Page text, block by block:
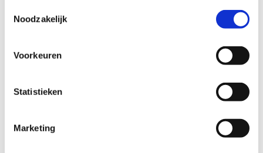
Noodzakelijk
Voorkeuren
Statistieken
Marketing